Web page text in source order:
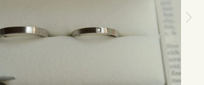
ンドメイド・手作り
について
手作り工房のご案内
こちら